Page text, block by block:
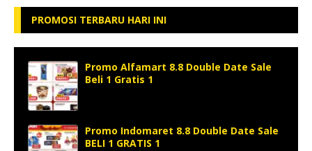
PROMOSI TERBARU HARI INI
Promo Alfamart 8.8 Double Date Sale
Beli 1 Gratis 1
Promo Indomaret 8.8 Double Date Sale
BELI 1 GRATIS 1